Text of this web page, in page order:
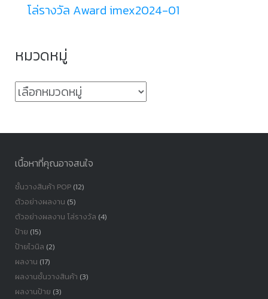
โล่รางวัล Award imex2024-01
หมวดหมู่
หมวด
เนื้อหาที่คุณอาจสนใจ
ชั้นวางสินค้า POP(12)
ตัวอย่างผลงาน (5)
ตัวอย่างผลงาน โล่รางวัล (4)
ป้าย (15)
ป้ายไวนิล (2)
ผลงาน (17)
ผลงานชั้นวางสินค้า (3)
ผลงานป้าย (3)